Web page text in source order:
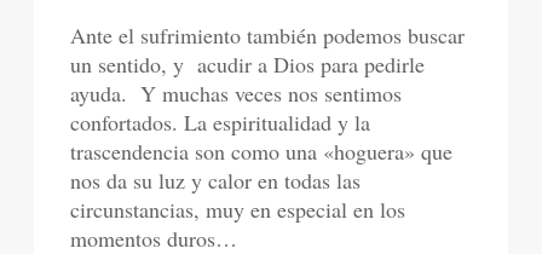
Ante el sufrimiento también podemos buscar
un sentido, y acudir a Dios para pedirle
ayuda. Y muchas veces nos sentimos
confortados. La espiritualidad y la
trascendencia son como una «hoguera» que
nos da su luz y calor en todas las
circunstancias, muy en especial en los
momentos duros…